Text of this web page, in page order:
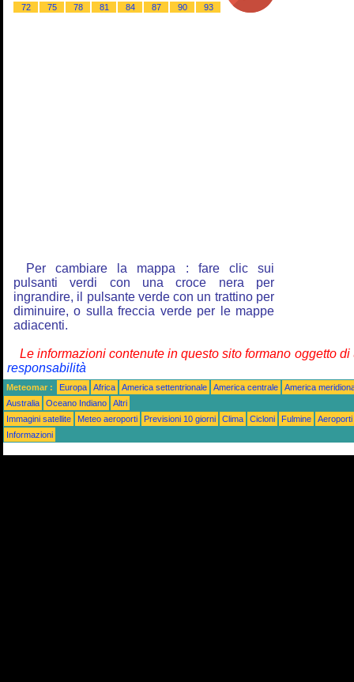
72
75 78 81 84 87 90 93
Per cambiare la mappa : fare clic sui
pulsanti verdi con una croce nera per
ingrandire, il pulsante verde con un trattino per
diminuire, o sulla freccia verde per le mappe
adiacenti.
Le informazioni contenute in questo sito formano oggetto
responsabilità
Meteomar : Europa Africa America settentrionale America centrale
America
Australia
Oceano Indiano
Altri
Immagini satellite
Meteo aeroporti Previsioni 10 giorni Clima Cicloni Fulmine
Aeroporti
Informazioni